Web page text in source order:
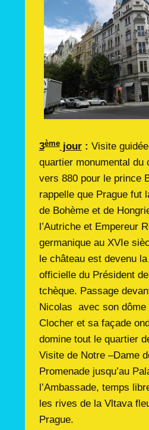
3èmejour: Visite
quartier monumental du
vers 880 pour le prince
rappelle que Prague fut
de Bohème et de
l’Autriche et Empereur
germanique au XVIe
le château est devenu
officielle du Président
tchèque. Passage
Nicolas avec son dôme
Clocher et sa façade
domine tout le quartier
Visite de Notre –Dame
Promenade jusqu’au
l’Ambassade, temps
les rives de la Vltava
Prague.